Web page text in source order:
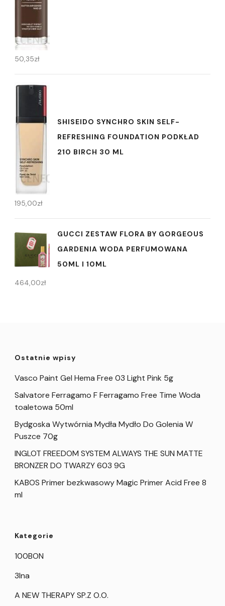
50,35zł
SHISEIDO SYNCHRO SKIN SELF-
REFRESHING FOUNDATION PODKŁAD
210 BIRCH 30 ML
195,00zł
GUCCI ZESTAW FLORA BY GORGEOUS
GARDENIA WODA PERFUMOWANA
50ML I 10ML
464,00zł
Ostatnie wpisy
Vasco Paint Gel Hema Free 03 Light Pink 5g
Salvatore Ferragamo F Ferragamo Free Time Woda
toaletowa 50ml
Bydgoska Wytwórnia Mydła Mydło Do Golenia W
Puszce 70g
INGLOT FREEDOM SYSTEM ALWAYS THE SUN MATTE
BRONZER DO TWARZY 603 9G
KABOS Primer bezkwasowy Magic Primer Acid Free 8
ml
Kategorie
100BON
3Ina
A NEW THERAPY SP.Z O.O.